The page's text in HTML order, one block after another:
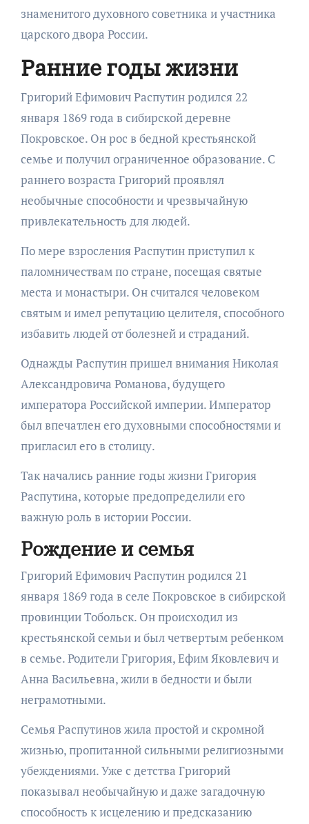
знаменитого духовного советника и участника
царского двора России.
Ранние годы жизни
Григорий Ефимович Распутин родился 22
января 1869 года в сибирской деревне
Покровское. Он рос в бедной крестьянской
семье и получил ограниченное образование. С
раннего возраста Григорий проявлял
необычные способности и чрезвычайную
привлекательность для людей.
По мере взросления Распутин приступил к
паломничествам по стране, посещая святые
места и монастыри. Он считался человеком
святым и имел репутацию целителя, способного
избавить людей от болезней и страданий.
Однажды Распутин пришел внимания Николая
Александровича Романова, будущего
императора Российской империи. Император
был впечатлен его духовными способностями и
пригласил его в столицу.
Так начались ранние годы жизни Григория
Распутина, которые предопределили его
важную роль в истории России.
Рождение и семья
Григорий Ефимович Распутин родился 21
января 1869 года в селе Покровское в сибирской
провинции Тобольск. Он происходил из
крестьянской семьи и был четвертым ребенком
в семье. Родители Григория, Ефим Яковлевич и
Анна Васильевна, жили в бедности и были
неграмотными.
Семья Распутинов жила простой и скромной
жизнью, пропитанной сильными религиозными
убеждениями. Уже с детства Григорий
показывал необычайную и даже загадочную
способность к исцелению и предсказанию